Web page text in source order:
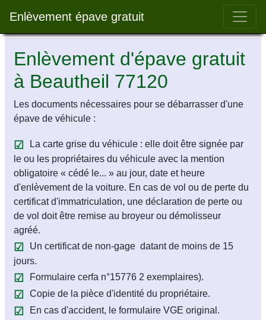
Enlèvement épave gratuit Bar
Enlèvement d'épave gratuit
à Beautheil 77120
Les documents nécessaires pour se débarrasser d'une
épave de véhicule :
La carte grise du véhicule : elle doit être signée par
le ou les propriétaires du véhicule avec la mention
obligatoire « cédé le... » au jour, date et heure
d'enlèvement de la voiture. En cas de vol ou de perte du
certificat d'immatriculation, une déclaration de perte ou
de vol doit être remise au broyeur ou démolisseur
agréé.
Un certificat de non-gage datant de moins de 15
jours.
Formulaire cerfa n°15776 2 exemplaires).
Copie de la pièce d'identité du propriétaire.
En cas d'accident, le formulaire VGE original.